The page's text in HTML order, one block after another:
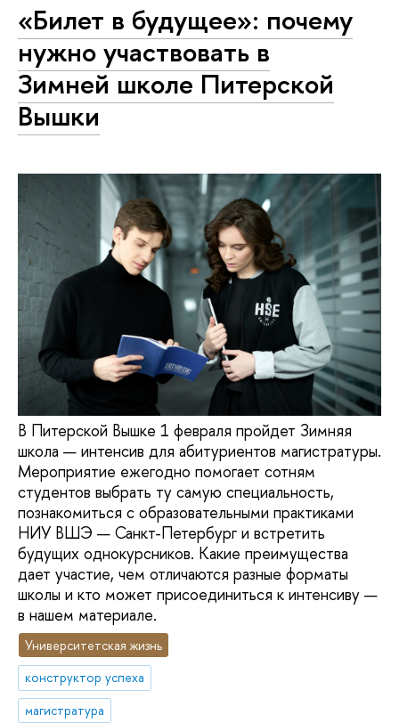
«Билет в будущее»: почему
нужно участвовать в
Зимней школе Питерской
Вышки
В Питерской Вышке 1 февраля пройдет Зимняя
школа — интенсив для абитуриентов магистратуры.
Мероприятие ежегодно помогает сотням
студентов выбрать ту самую специальность,
познакомиться с образовательными практиками
НИУ ВШЭ — Санкт-Петербург и встретить
будущих однокурсников. Какие преимущества
дает участие, чем отличаются разные форматы
школы и кто может присоединиться к интенсиву —
в нашем материале.
Университетская жизнь
конструктор успеха
магистратура